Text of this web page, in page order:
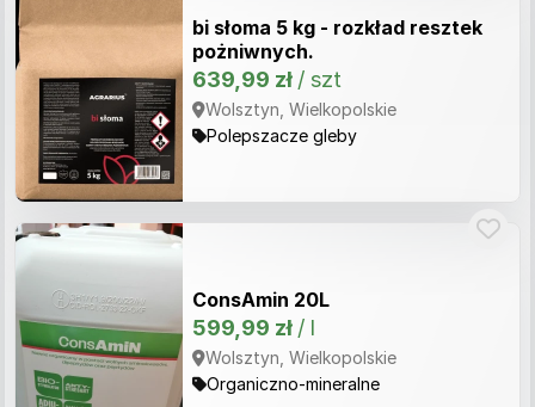
bi słoma 5 kg - rozkład resztek
pożniwnych.
639,99 zł / szt
Wolsztyn, Wielkopolskie
Polepszacze gleby
ConsAmin 20L
599,99 zł / l
Wolsztyn, Wielkopolskie
Organiczno-mineralne